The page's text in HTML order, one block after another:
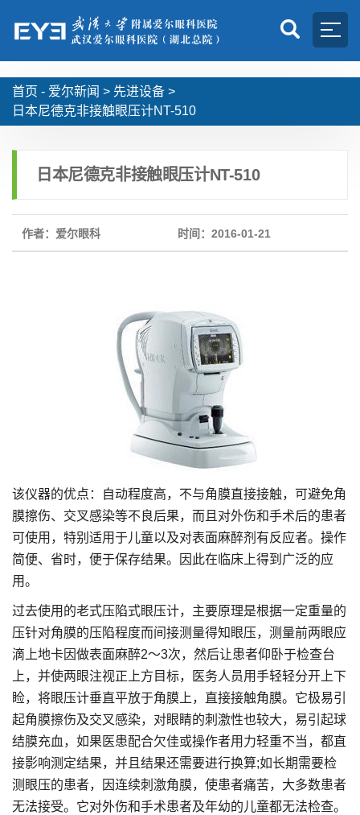
首页 - 爱尔新闻 > 先进设备 >
日本尼德克非接触眼压计NT-510
日本尼德克非接触眼压计NT-510
作者：爱尔眼科 时间：2016-01-21
该仪器的优点：自动程度高，不与角膜直接接触，可避免角
膜擦伤、交叉感染等不良后果，而且对外伤和手术后的患者
可使用，特别适用于儿童以及对表面麻醉剂有反应者。操作
简便、省时，便于保存结果。因此在临床上得到广泛的应
用。
过去使用的老式压陷式眼压计，主要原理是根据一定重量的
压针对角膜的压陷程度而间接测量得知眼压，测量前两眼应
滴上地卡因做表面麻醉2～3次，然后让患者仰卧于检查台
上，并使两眼注视正上方目标，医务人员用手轻轻分开上下
睑，将眼压计垂直平放于角膜上，直接接触角膜。它极易引
起角膜擦伤及交叉感染，对眼睛的刺激性也较大，易引起球
结膜充血，如果医患配合欠佳或操作者用力轻重不当，都直
接影响测定结果，并且结果还需要进行换算;如长期需要检
测眼压的患者，因连续刺激角膜，使患者痛苦，大多数患者
无法接受。它对外伤和手术患者及年幼的儿童都无法检查。